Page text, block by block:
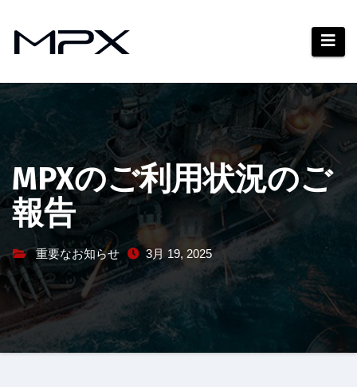
プ
MPXのご利用状況のご
報告
重要なお知らせ 3月 19, 2025